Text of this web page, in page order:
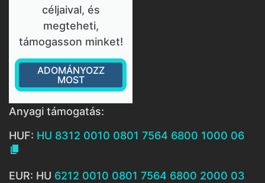
céljaival, és
megteheti,
támogasson minket!
ADOMÁNYOZZ
MOST
Anyagi támogatás:
HUF: HU 8312 0010 0801 7564 6800 1000 06

EUR: HU 6212 0010 0801 7564 6800 2000 03